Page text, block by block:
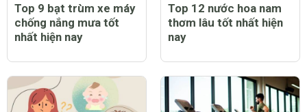
Top 9 bạt trùm xe máy
chống nắng mưa tốt
nhất hiện nay
Top 12 nước hoa nam
thơm lâu tốt nhất hiện
nay